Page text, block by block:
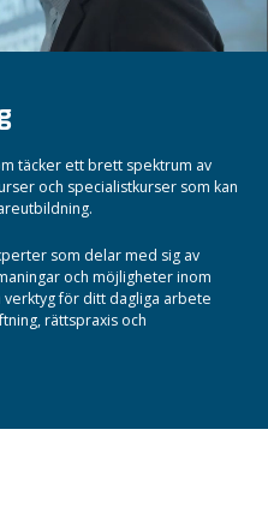
täcker ett brett spektrum av
och specialistkurser som kan
som delar med sig av
och möjligheter inom
verktyg för ditt dagliga arbete
rättspraxis och